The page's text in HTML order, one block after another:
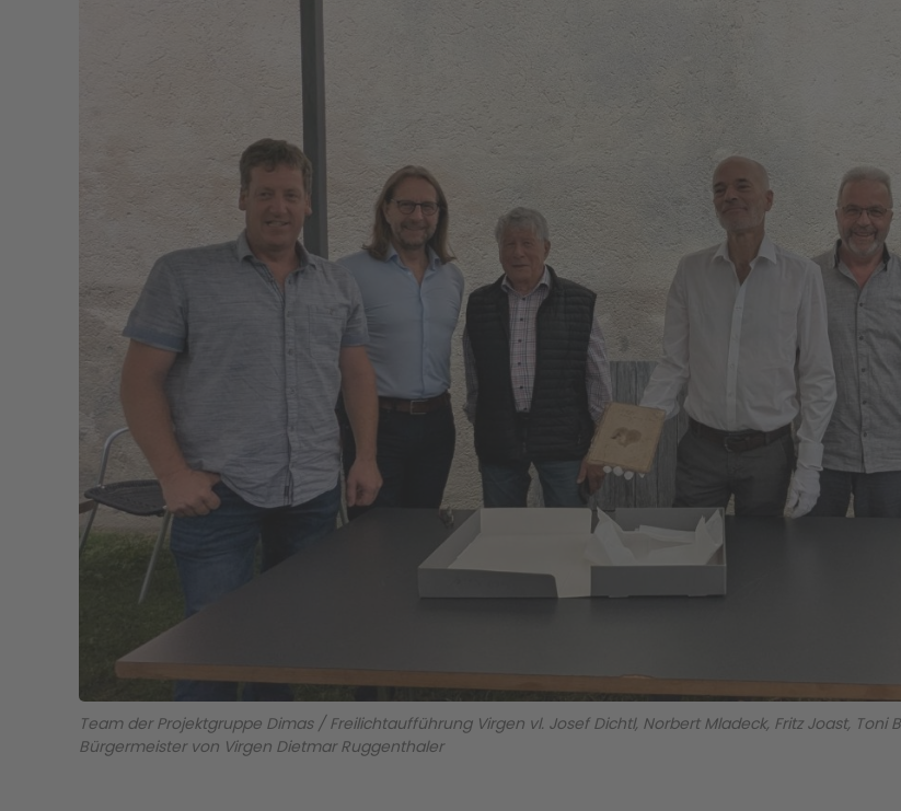
Team der Projektgruppe Dimas / Freilichtaufführung Virgen vl. Josef Dichtl, Norbert Mladeck, Fritz Joast,
Bürgermeister von Virgen Dietmar Ruggenthaler